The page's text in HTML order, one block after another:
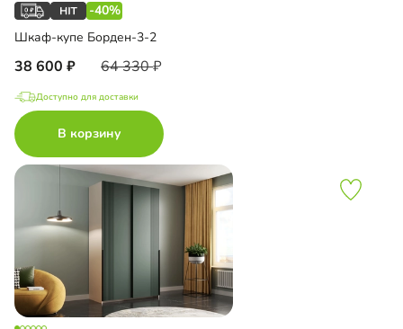
-40%
Шкаф-купе Борден-3-2
38 600 64 330
Доступно для доставки
В корзину